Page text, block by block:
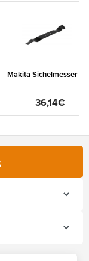
Makita Sichelmesser
36,14€